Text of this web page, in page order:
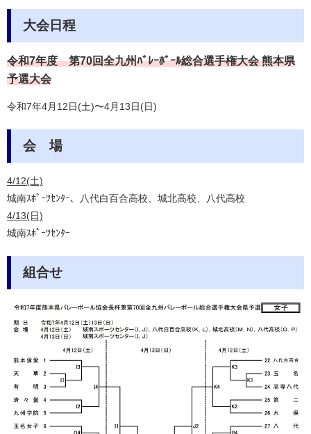
大会日程
令和7年度第70回全九州ﾊﾞﾚｰﾎﾞｰﾙ総合選手権大会 熊本県
予選大会
令和7年4月12日(土)〜4月13日(日)
会 場
4/12(土)
城南ｽﾎﾟｰﾂｾﾝﾀｰ、八代白百合高校、城北高校、八代高校
4/13(日)
城南ｽﾎﾟｰﾂｾﾝﾀｰ
組合せ